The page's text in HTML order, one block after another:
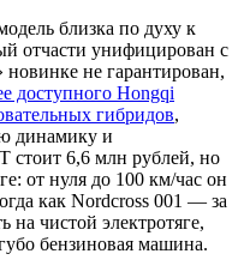
близка по духу к
отчасти унифицирован с
не гарантирован,
доступного Hongqi
гибридов,
динамику и
стоит 6,6 млн рублей, но
от нуля до 100 км/час он
как Nordcross 001 — за
чистой электротяге,
бензиновая машина.